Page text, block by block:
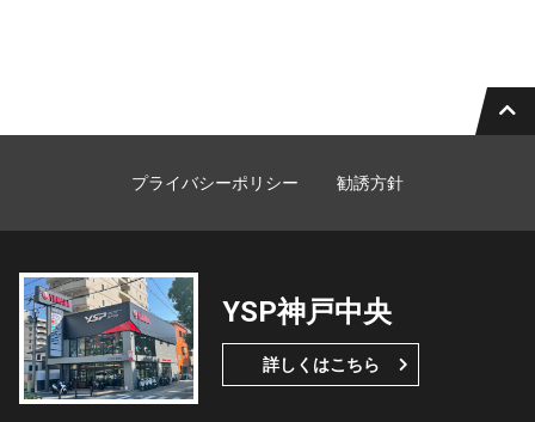
プライバシーポリシー 勧誘方針
YSP神戸中央
詳しくはこちら